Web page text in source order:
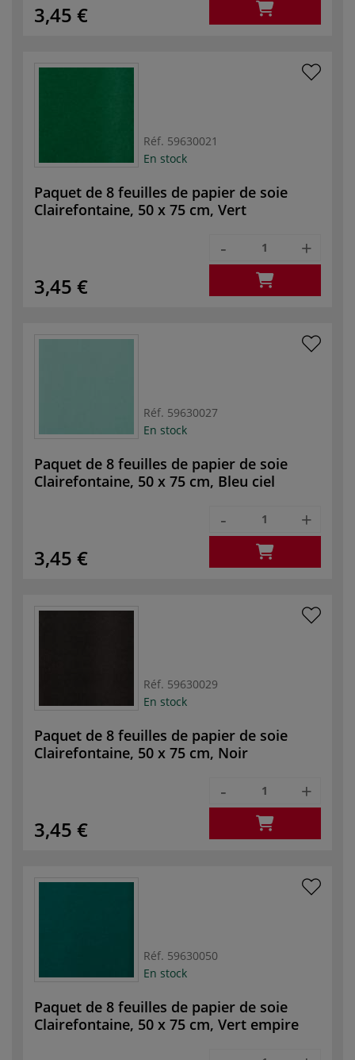
3,45 €
Réf. 59630021
En stock
Paquet de 8 feuilles de papier de soie
Clairefontaine, 50 x 75 cm, Vert
3,45 €
- +
Réf. 59630027
En stock
Paquet de 8 feuilles de papier de soie
Clairefontaine, 50 x 75 cm, Bleu ciel
3,45 €
- +
Réf. 59630029
En stock
Paquet de 8 feuilles de papier de soie
Clairefontaine, 50 x 75 cm, Noir
3,45 €
- +
Réf. 59630050
En stock
Paquet de 8 feuilles de papier de soie
Clairefontaine, 50 x 75 cm, Vert empire